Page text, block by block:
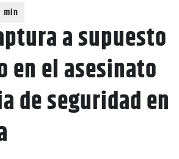
a supuesto
en el asesinato
de seguridad en